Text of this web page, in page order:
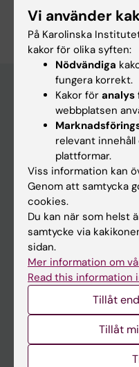
Är du Johan Askling?
Redigera din profil
Huvudmeny
Utbildning
Forskarutbildning
Forskning
Om KI
På gång
Nyheter
Vi använder
På Karolinska
kakor för olika syften:
Nödvändiga
fungera korrekt.
Kakor för analys
webbplatsen
relevant
plattformar.
Viss information kan
Genom att samtycka
cookies.
Du kan när som helst
samtycke via
sidan.
Mer information om
Read this information
Tillåt
Tillåt